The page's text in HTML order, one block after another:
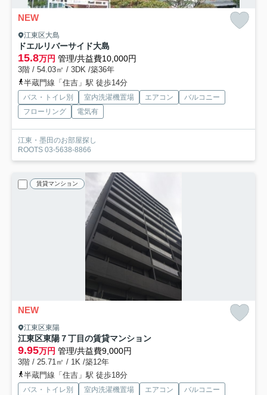
NEW
江東区大島
ドエルリバーサイド大島
15.8万円 管理/共益費10,000円
3階 / 54.03㎡ / 3DK /築36年
半蔵門線「住吉」駅 徒歩14分
バス・トイレ別 室内洗濯機置場 エアコン
バルコニー
フローリング
電気有
江東・墨田のお部屋探し
ROOTS 03-5638-8866
賃貸マンション
NEW
江東区東陽
江東区東陽７丁目の賃貸マンション
9.95万円 管理/共益費9,000円
3階 / 25.71㎡ / 1K /築12年
半蔵門線「住吉」駅 徒歩18分
バス・トイレ別 室内洗濯機置場 エアコン
バルコニー